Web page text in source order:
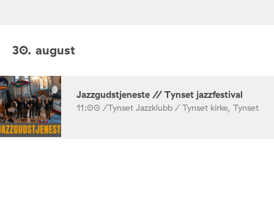
30. august
Jazzgudstjeneste // Tynset jazzfestival
11:00 /Tynset Jazzklubb / Tynset kirke, Tynset